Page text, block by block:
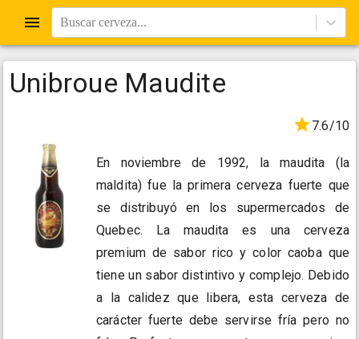
Buscar cerveza...
Unibroue Maudite
7.6/10
En noviembre de 1992, la maudita (la
maldita) fue la primera cerveza fuerte que
se distribuyó en los supermercados de
Quebec. La maudita es una cerveza
premium de sabor rico y color caoba que
tiene un sabor distintivo y complejo. Debido
a la calidez que libera, esta cerveza de
carácter fuerte debe servirse fría pero no